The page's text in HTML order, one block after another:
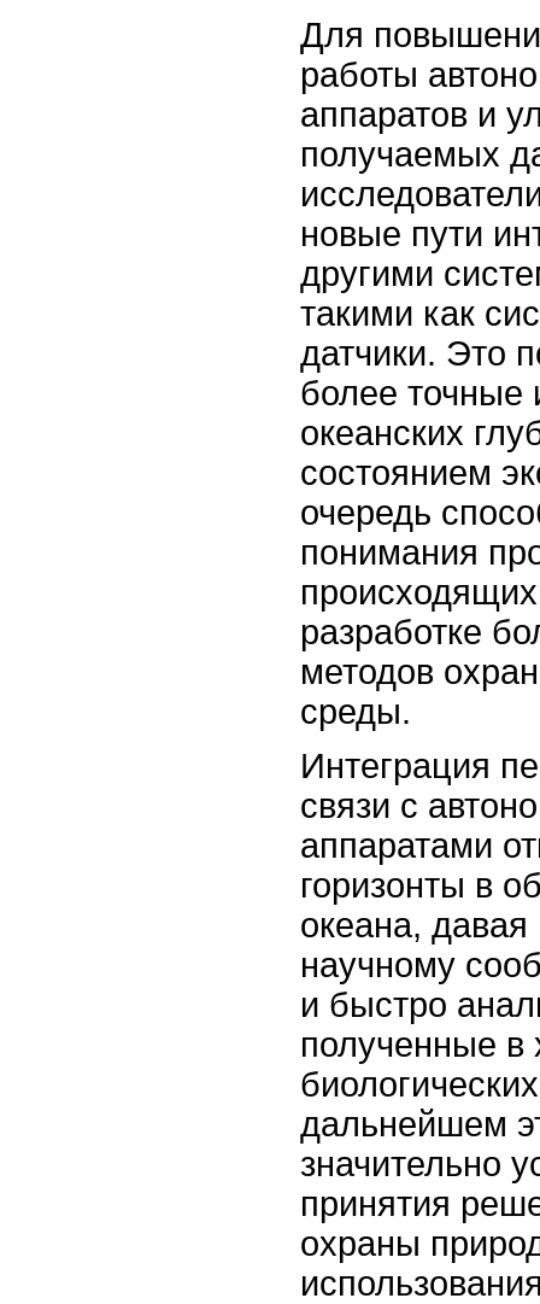
Для
работы
аппаратов и
получаемых
новые пути
другими
такими как
датчики. Это
более точные
океанских
состоянием
очередь
понимания
разработке
методов
среды.
Интеграция
связи с
аппаратами
горизонты в
океана,
научному
и быстро
полученные в
дальнейшем
значительно
принятия
охраны